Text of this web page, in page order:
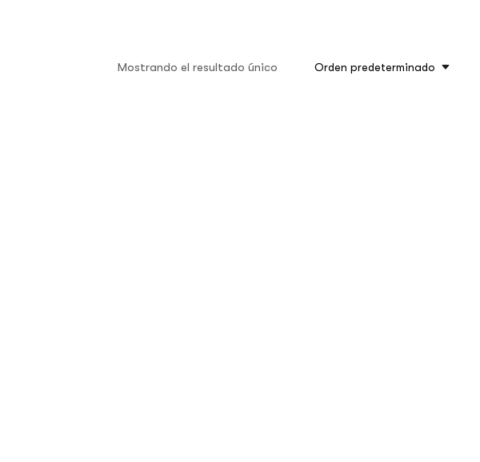
Mostrando el resultado único Orden predeterminado